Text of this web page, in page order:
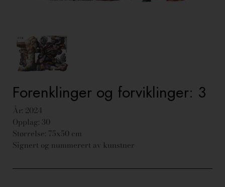
Forenklinger og forviklinger: 3
År: 2024
Opplag: 30
Størrelse: 75x50 cm
Signert og nummerert av kunstner